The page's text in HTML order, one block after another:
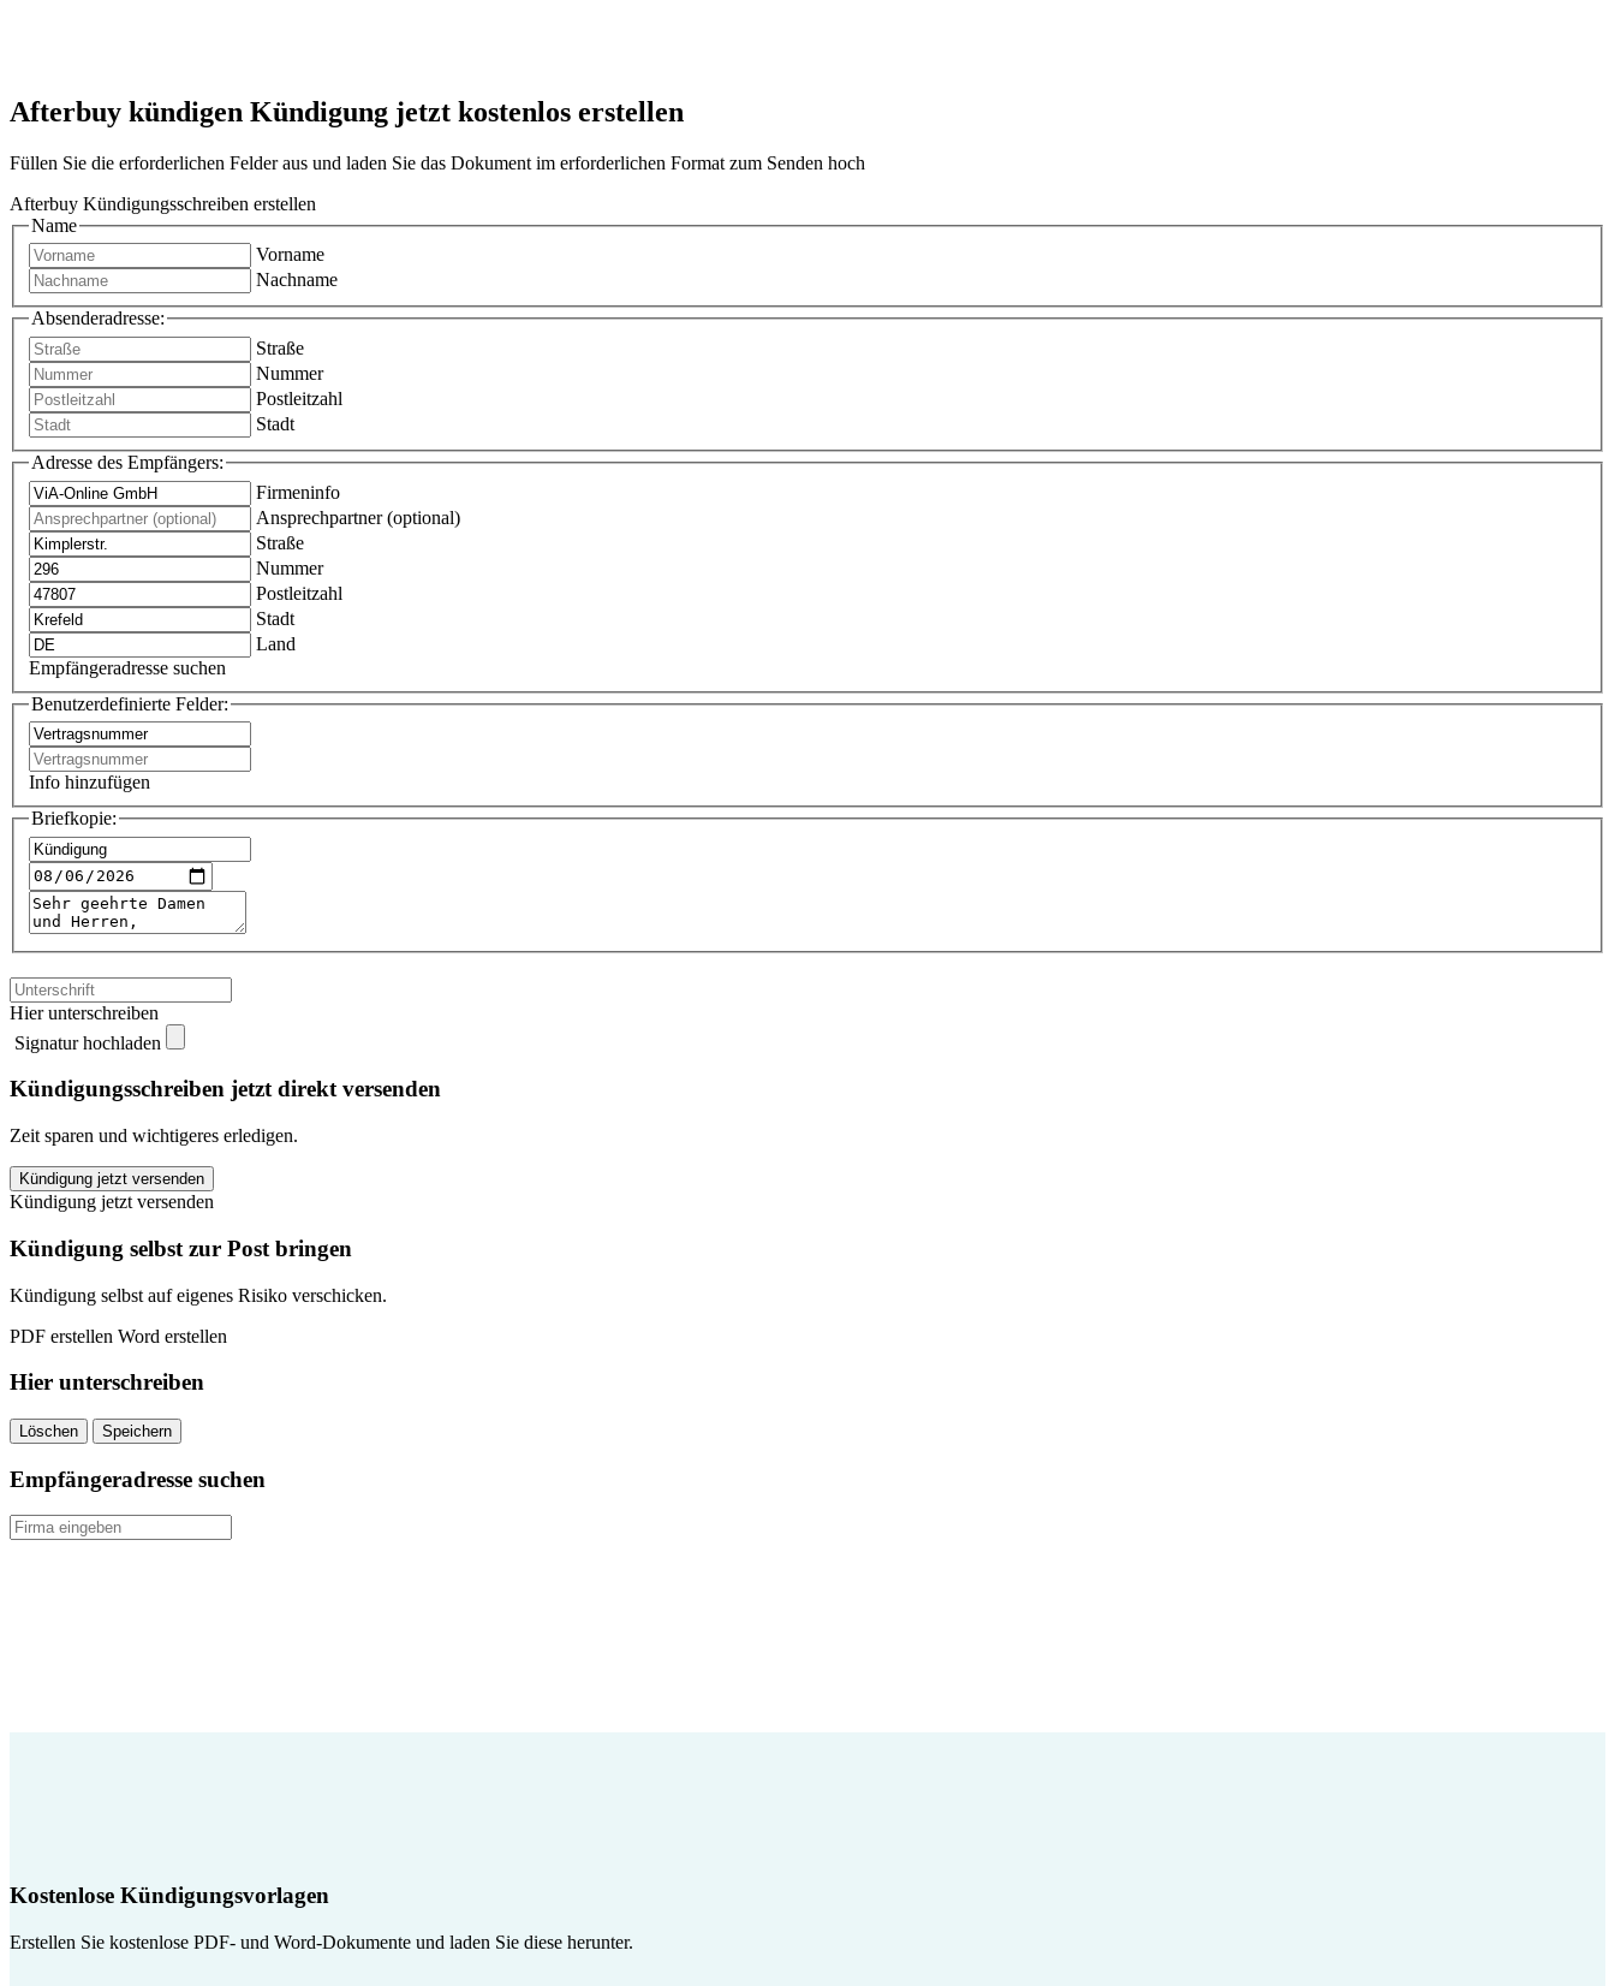
Afterbuy kündigen Kündigung jetzt kostenlos erstellen
Füllen Sie die erforderlichen Felder aus und laden Sie das Dokument im erforderlichen Format zum Senden hoch
Afterbuy Kündigungsschreiben erstellen
Name
Vorname
Nachname
Absenderadresse:
Straße
Nummer
Postleitzahl
Stadt
Adresse des Empfängers:
Firmeninfo
Ansprechpartner (optional)
Straße
Nummer
Postleitzahl
Stadt
Land
Empfängeradresse suchen
Benutzerdefinierte Felder:
Info hinzufügen
Briefkopie:
Hier unterschreiben
Signatur hochladen
Kündigungsschreiben jetzt direkt versenden
Zeit sparen und wichtigeres erledigen.
Afterbuy
kündigen
quantity
Kündigung jetzt versenden
Kündigung jetzt versenden
Kündigung selbst zur Post bringen
Kündigung selbst auf eigenes Risiko verschicken.
PDF erstellen Word erstellen
Hier unterschreiben
Löschen Speichern
Empfängeradresse suchen
Kostenlose Kündigungsvorlagen
Erstellen Sie kostenlose PDF- und Word-Dokumente und laden Sie diese herunter.